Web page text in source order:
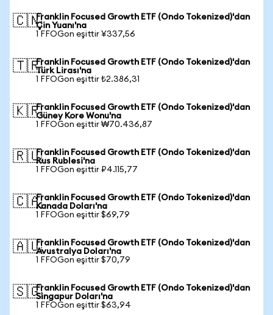
🇨🇳Franklin Focused Growth ETF (Ondo Tokenized)'dan
Çin Yuanı'na
1 FFOGon eşittir ¥337,56
🇹🇷Franklin Focused Growth ETF (Ondo Tokenized)'dan
Türk Lirası'na
1 FFOGon eşittir ₺2.386,31
🇰🇷Franklin Focused Growth ETF (Ondo Tokenized)'dan
Güney Kore Wonu'na
1 FFOGon eşittir ₩70.436,87
🇷🇺Franklin Focused Growth ETF (Ondo Tokenized)'dan
Rus Rublesi'na
1 FFOGon eşittir ₽4.115,77
🇨🇦Franklin Focused Growth ETF (Ondo Tokenized)'dan
Kanada Doları'na
1 FFOGon eşittir $69,79
🇦🇺Franklin Focused Growth ETF (Ondo Tokenized)'dan
Avustralya Doları'na
1 FFOGon eşittir $70,79
🇸🇬Franklin Focused Growth ETF (Ondo Tokenized)'dan
Singapur Doları'na
1 FFOGon eşittir $63,94